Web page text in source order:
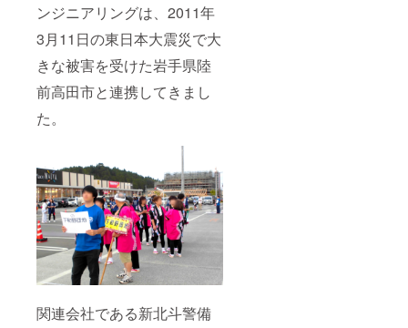
ンジニアリングは、2011年
3月11日の東日本大震災で大
きな被害を受けた岩手県陸
前高田市と連携してきまし
た。
関連会社である新北斗警備